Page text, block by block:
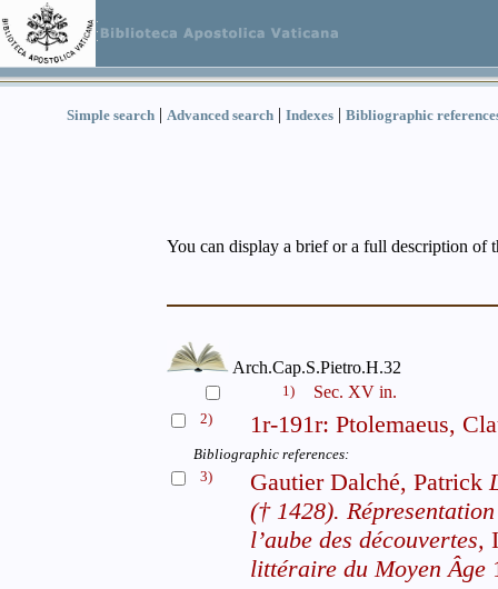
Simple search | Advanced search | Indexes | Bibliographic
You can display a brief or a full description of
Arch.Cap.S.Pietro.H.32
1) Sec. XV in.
2) 1r-191r: Ptolemaeus,
Bibliographic references:
3)
Gautier Dalché, Patrick
(† 1428).
l’aube des découvertes,
littéraire du Moyen Âge